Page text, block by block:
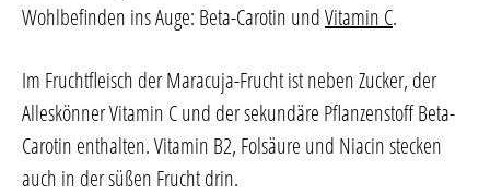
Wohlbefinden ins Auge: Beta-Carotin undVitamin C.
Im Fruchtfleisch der Maracuja-Frucht ist neben Zucker, der
Alleskönner Vitamin C und der sekundäre Pflanzenstoff Beta-
Carotin enthalten. Vitamin B2, Folsäure und Niacin stecken
auch in der süßen Frucht drin.